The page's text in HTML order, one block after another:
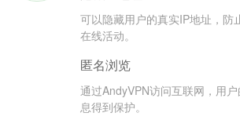
可以隐藏用户的真实IP地址，防
在线活动。
匿名浏览
通过AndyVPN访问互联网，用
息得到保护。